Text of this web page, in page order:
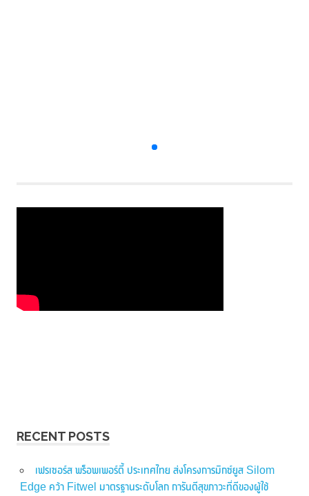
RECENT POSTS
เฟรเซอร์ส พร็อพเพอร์ตี้ ประเทศไทย ส่งโครงการมิกซ์ยูส Silom
Edge คว้า Fitwel มาตรฐานระดับโลก การันตีสุขภาวะที่ดีของผู้ใช้